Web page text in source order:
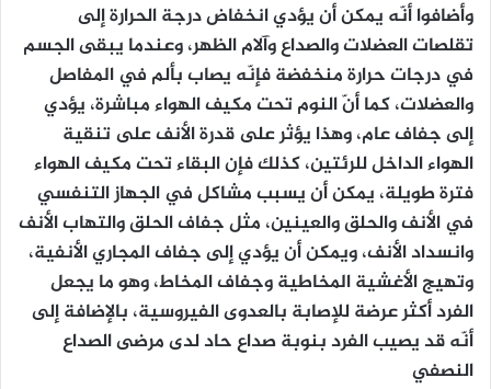
وأضافوا أنّه يمكن أن يؤدي انخفاض درجة الحرارة إلى
تقلصات العضلات والصداع وآلام الظهر، وعندما يبقى الجسم
في درجات حرارة منخفضة فإنّه يصاب بألم في المفاصل
والعضلات، كما أنّ النوم تحت مكيف الهواء مباشرة، يؤدي
إلى جفاف عام، وهذا يؤثر على قدرة الأنف على تنقية
الهواء الداخل للرئتين، كذلك فإن البقاء تحت مكيف الهواء
فترة طويلة، يمكن أن يسبب مشاكل في الجهاز التنفسي
في الأنف والحلق والعينين، مثل جفاف الحلق والتهاب الأنف
وانسداد الأنف، ويمكن أن يؤدي إلى جفاف المجاري الأنفية،
وتهيج الأغشية المخاطية وجفاف المخاط، وهو ما يجعل
الفرد أكثر عرضة للإصابة بالعدوى الفيروسية، بالإضافة إلى
أنّه قد يصيب الفرد بنوبة صداع حاد لدى مرضى الصداع
النصفي